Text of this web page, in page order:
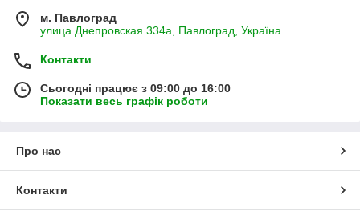
м. Павлоград
улица Днепровская 334а, Павлоград, Україна
Контакти
Сьогодні працює з 09:00 до 16:00
Показати весь графік роботи
Про нас
Контакти